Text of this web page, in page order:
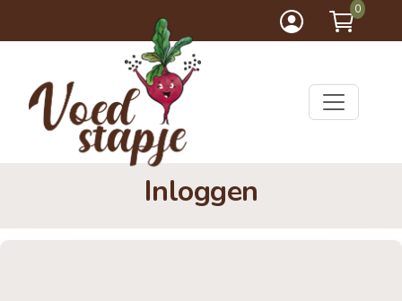
0
Inloggen